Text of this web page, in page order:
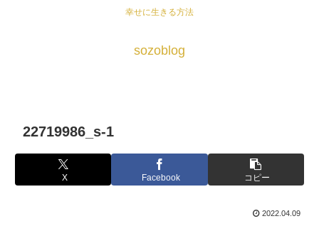
幸せに生きる方法
sozoblog
22719986_s-1
X Facebook コピー
2022.04.09